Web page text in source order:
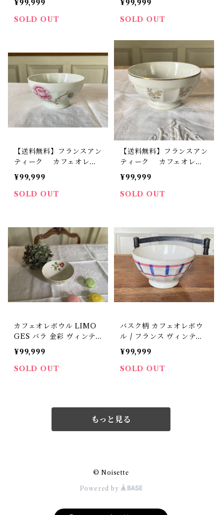
磁器 ビンテージ B2【6
01】【フランスバイヤー
¥99,999
SOLD OUT
ム色 ビンテージ B10
【609】【フランスバイヤ
¥99,999
SOLD OUT
【送料無料】フランスアン
ティーク カフェオレボ
ウル リモージュ 薔薇
磁器 ビンテージ B1【6
00】【フランスバイヤー
¥99,999
SOLD OUT
【送料無料】フランスアン
ティーク カフェオレボ
ウル 金彩 薔薇模様 ビ
ンテージ B15【614】
【フランスバイヤーセレク
¥99,999
SOLD OUT
カフェオレボウル LIMO
GES バラ 金彩 ヴィンテ
ージ フランス【V-66】
¥99,999
SOLD OUT
バスク柄 カフェオレボウ
ル / フランス ヴィンテー
ジ【V-225】
¥99,999
SOLD OUT
もっと見る
© Noisette
Powered by